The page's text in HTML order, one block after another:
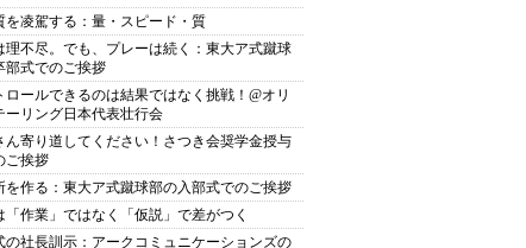
を凌駕する：量・スピード・質
理不尽。でも、プレーは続く：東大ア式蹴球
部式でのご挨拶
ロールできるのは結果ではなく挑戦！@オリ
ーリング日本代表壮行会
ん寄り道してください！さつき会奨学金授与
ご挨拶
を作る：東大ア式蹴球部の入部式でのご挨拶
「作業」ではなく「仮説」で差がつく
の社長訓示：アークコミュニケーションズの